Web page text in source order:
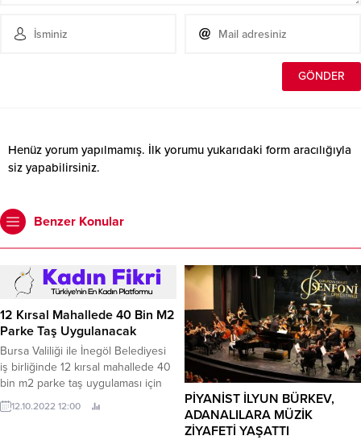
Henüz yorum yapılmamış. İlk yorumu yukarıdaki form aracılığıyla
siz yapabilirsiniz.
Benzer Konular
12 Kırsal Mahallede 40 Bin M2
Parke Taş Uygulanacak
Bursa Valiliği ile İnegöl Belediyesi
iş birliğinde 12 kırsal mahallede 40
bin m2 parke taş uygulaması için
çalışmalar başladı.
12.10.2022 12:00
PİYANİST İLYUN BÜRKEV,
ADANALILARA MÜZİK
ZİYAFETİ YAŞATTI